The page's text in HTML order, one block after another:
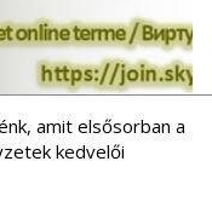
amit elsősorban a
kedvelői